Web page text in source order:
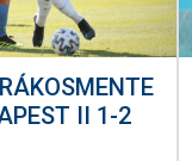
II 1-2